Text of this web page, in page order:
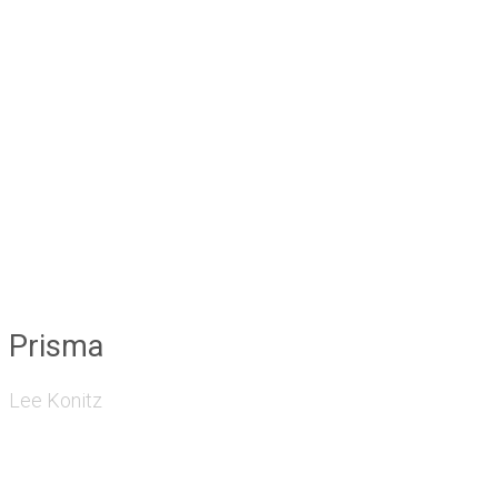
Prisma
Lee Konitz